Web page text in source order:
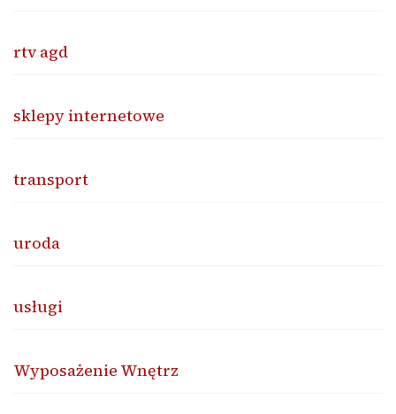
rtv agd
sklepy internetowe
transport
uroda
usługi
Wyposażenie Wnętrz